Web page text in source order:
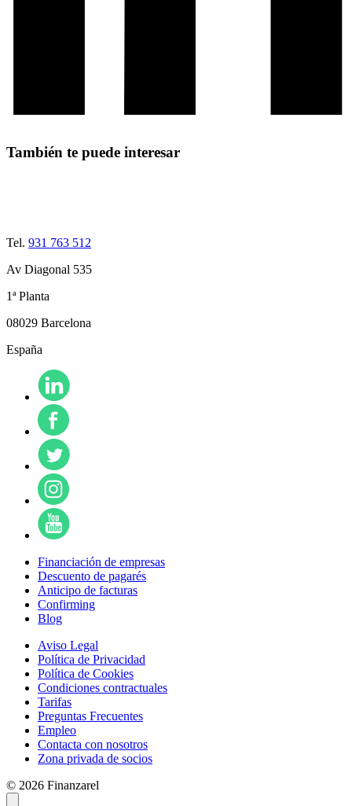
También te puede interesar
Tel. 931 763 512
Av Diagonal 535
1ª Planta
08029 Barcelona
España
Financiación de empresas
Descuento de pagarés
Anticipo de facturas
Confirming
Blog
Aviso Legal
Política de Privacidad
Política de Cookies
Condiciones contractuales
Tarifas
Preguntas Frecuentes
Empleo
Contacta con nosotros
Zona privada de socios
© 2026 Finanzarel